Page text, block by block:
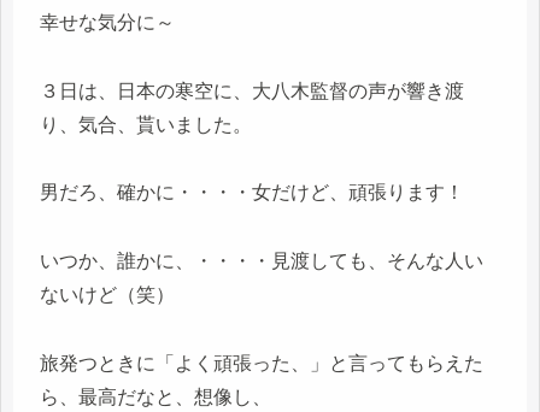
幸せな気分に～
３日は、日本の寒空に、大八木監督の声が響き渡
り、気合、貰いました。
男だろ、確かに・・・・女だけど、頑張ります！
いつか、誰かに、・・・・見渡しても、そんな人い
ないけど（笑）
旅発つときに「よく頑張った、」と言ってもらえた
ら、最高だなと、想像し、